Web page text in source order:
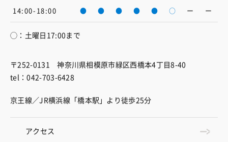
14:00-18:00 ● ● ● ● ● ○ ー ー
◯：土曜日17:00まで
〒252-0131 神奈川県相模原市緑区西橋本4丁目8-40
tel：042-703-6428
京王線／JR横浜線「橋本駅」より徒歩25分
アクセス